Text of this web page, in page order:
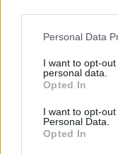
Personal Data
I want to opt-
personal data.
Opted In
I want to opt-
Personal Data.
Opted In
Heinäkuussa
Lokakuussa
Katso miten paljon